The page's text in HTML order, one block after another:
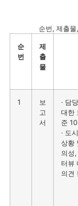
순번, 제출
순
번
제
출
물
1
보
고
서
· 담
대한
준
· 도
상황
의성
터뷰
의견